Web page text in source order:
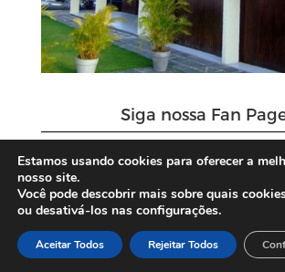
Siga nossa Fan
Estamos usando cookies para oferecer a
nosso site.
Você pode descobrir mais sobre quais
ou desativá-los nas configurações.
Aceitar Todos Rejeitar Todos